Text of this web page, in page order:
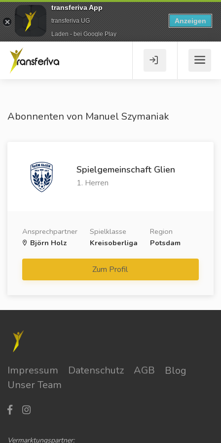
Abonnenten von Manuel Szymaniak
Spielgemeinschaft Glien
1. Herren
Ansprechpartner
Björn Holz
Spielklasse
Kreisoberliga
Region
Potsdam
Zum Profil
Impressum Datenschutz AGB
Blog
Unser Team
Vermarktungspartner:
transferiva App
transferiva UG
Laden - bei Google Play
Anzeigen